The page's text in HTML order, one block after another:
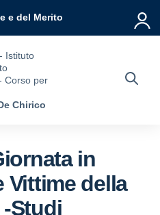
e del Merito
Istituto
Corso per
Chirico
in
Vittime della
-Studi